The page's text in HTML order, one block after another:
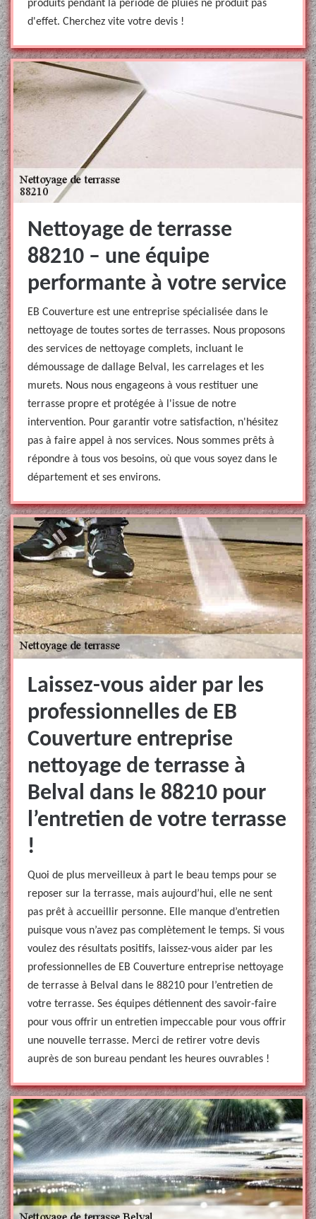
produits pendant la période de pluies ne produit pas
d'effet. Cherchez vite votre devis !
Nettoyage de terrasse
88210 – une équipe
performante à votre service
EB Couverture est une entreprise spécialisée dans le
nettoyage de toutes sortes de terrasses. Nous proposons
des services de nettoyage complets, incluant le
démoussage de dallage Belval, les carrelages et les
murets. Nous nous engageons à vous restituer une
terrasse propre et protégée à l'issue de notre
intervention. Pour garantir votre satisfaction, n'hésitez
pas à faire appel à nos services. Nous sommes prêts à
répondre à tous vos besoins, où que vous soyez dans le
département et ses environs.
Laissez-vous aider par les
professionnelles de EB
Couverture entreprise
nettoyage de terrasse à
Belval dans le 88210 pour
l’entretien de votre terrasse
!
Quoi de plus merveilleux à part le beau temps pour se
reposer sur la terrasse, mais aujourd’hui, elle ne sent
pas prêt à accueillir personne. Elle manque d’entretien
puisque vous n’avez pas complètement le temps. Si vous
voulez des résultats positifs, laissez-vous aider par les
professionnelles de EB Couverture entreprise nettoyage
de terrasse à Belval dans le 88210 pour l’entretien de
votre terrasse. Ses équipes détiennent des savoir-faire
pour vous offrir un entretien impeccable pour vous offrir
une nouvelle terrasse. Merci de retirer votre devis
auprès de son bureau pendant les heures ouvrables !